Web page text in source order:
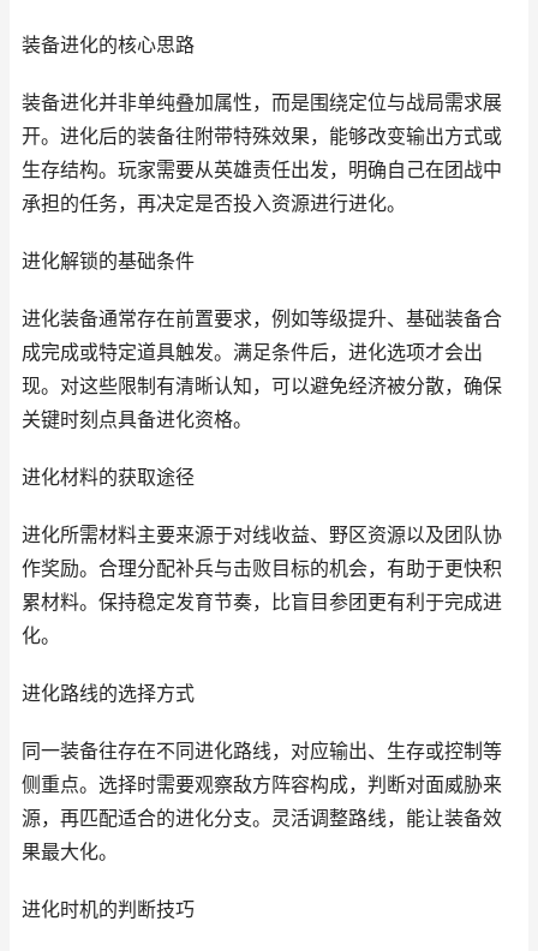
装备进化的核心思路
装备进化并非单纯叠加属性，而是围绕定位与战局需求展
开。进化后的装备往附带特殊效果，能够改变输出方式或
生存结构。玩家需要从英雄责任出发，明确自己在团战中
承担的任务，再决定是否投入资源进行进化。
进化解锁的基础条件
进化装备通常存在前置要求，例如等级提升、基础装备合
成完成或特定道具触发。满足条件后，进化选项才会出
现。对这些限制有清晰认知，可以避免经济被分散，确保
关键时刻点具备进化资格。
进化材料的获取途径
进化所需材料主要来源于对线收益、野区资源以及团队协
作奖励。合理分配补兵与击败目标的机会，有助于更快积
累材料。保持稳定发育节奏，比盲目参团更有利于完成进
化。
进化路线的选择方式
同一装备往存在不同进化路线，对应输出、生存或控制等
侧重点。选择时需要观察敌方阵容构成，判断对面威胁来
源，再匹配适合的进化分支。灵活调整路线，能让装备效
果最大化。
进化时机的判断技巧